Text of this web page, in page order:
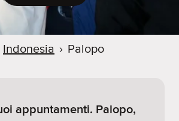
Indonesia › Palopo
appuntamenti. Palopo,